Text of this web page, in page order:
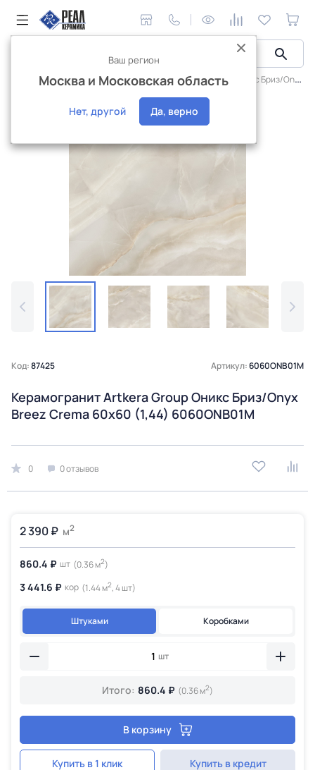
Керамическая плитка Плитка Artkera Group Оникс Бриз/Onyx Breez
Интернет-магазин
Код:87425 Артикул:6060ONB01M
Керамогранит Artkera Group Оникс Бриз/Onyx
Breez Crema 60х60 (1,44) 6060ONB01M
0 0 отзывов
2 390 ₽ м2
860.4 ₽ шт (0.36 м2)
3 441.6 ₽ кор (1.44 м2, 4 шт)
Штуками Коробками
шт
Итого: 860.4 ₽ (0.36 м2)
В корзину
Купить в 1 клик Купить в кредит
Ваш регион
Москва и Московская область
Нет, другой Да, верно